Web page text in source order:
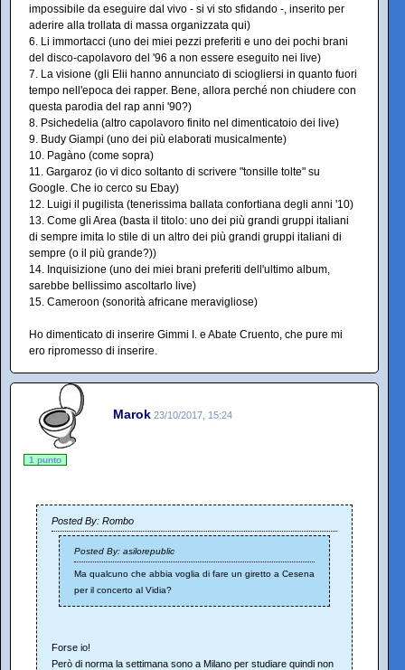
impossibile da eseguire dal vivo - si vi sto sfidando -, inserito per
aderire alla trollata di massa organizzata qui)
6. Li immortacci (uno dei miei pezzi preferiti e uno dei pochi brani
del disco-capolavoro del '96 a non essere eseguito nei live)
7. La visione (gli Elii hanno annunciato di sciogliersi in quanto fuori
tempo nell'epoca dei rapper. Bene, allora perché non chiudere con
questa parodia del rap anni '90?)
8. Psichedelia (altro capolavoro finito nel dimenticatoio dei live)
9. Budy Giampi (uno dei più elaborati musicalmente)
10. Pagàno (come sopra)
11. Gargaroz (io vi dico soltanto di scrivere "tonsille tolte" su
Google. Che io cerco su Ebay)
12. Luigi il pugilista (tenerissima ballata confortiana degli anni '10)
13. Come gli Area (basta il titolo: uno dei più grandi gruppi italiani
di sempre imita lo stile di un altro dei più grandi gruppi italiani di
sempre (o il più grande?))
14. Inquisizione (uno dei miei brani preferiti dell'ultimo album,
sarebbe bellissimo ascoltarlo live)
15. Cameroon (sonorità africane meravigliose)
Ho dimenticato di inserire Gimmi I. e Abate Cruento, che pure mi
ero ripromesso di inserire.
Marok 23/10/2017, 15:24
1 punto
Posted By: Rombo
Posted By: asilorepublic
Ma qualcuno che abbia voglia di fare un giretto a Cesena
per il concerto al Vidia?
Forse io!
Però di norma la settimana sono a Milano per studiare quindi non